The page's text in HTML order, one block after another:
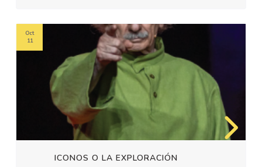
ICONOS O LA EXPLORACIÓN
Oct
11